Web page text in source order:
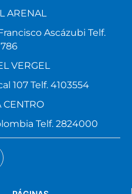
ARENAL
Ascázubi Telf.
VERGEL
107 Telf. 4103554
CENTRO
Telf. 2824000